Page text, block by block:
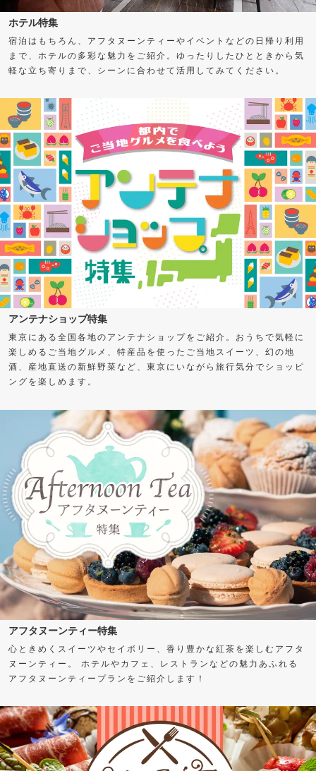
ホテル特集
宿泊はもちろん、アフタヌーンティーやイベントなどの日帰り利用
まで、ホテルの多彩な魅力をご紹介。ゆったりしたひとときから気
軽な立ち寄りまで、シーンに合わせて活用してみてください。
アンテナショップ特集
東京にある全国各地のアンテナショップをご紹介。おうちで気軽に
楽しめるご当地グルメ、特産品を使ったご当地スイーツ、幻の地
酒、産地直送の新鮮野菜など、東京にいながら旅行気分でショッピ
ングを楽しめます。
アフタヌーンティー特集
心ときめくスイーツやセイボリー、香り豊かな紅茶を楽しむアフタ
ヌーンティー。 ホテルやカフェ、レストランなどの魅力あふれる
アフタヌーンティープランをご紹介します！